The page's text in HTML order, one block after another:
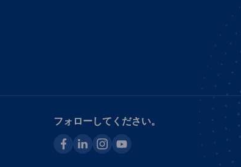
フォローしてください。
facebooklinkedininstagram
youtube